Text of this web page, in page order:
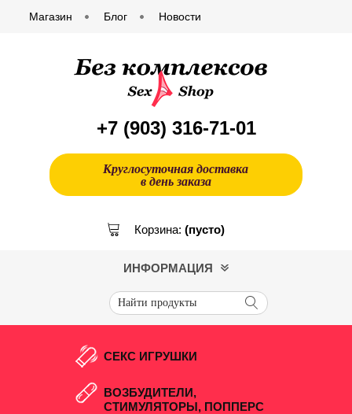
Магазин Блог Новости
+7 (903) 316-71-01
Круглосуточная доставка
в день заказа
Корзина: (пусто)
ИНФОРМАЦИЯ
СЕКС ИГРУШКИ
ВОЗБУДИТЕЛИ,
СТИМУЛЯТОРЫ, ПОППЕРС